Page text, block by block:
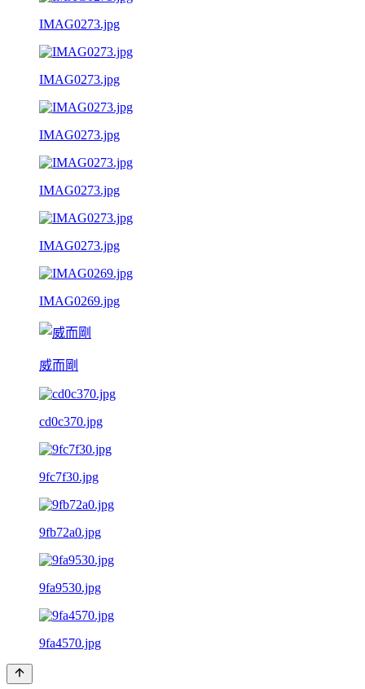
IMAG0273.jpg
IMAG0273.jpg
IMAG0273.jpg
IMAG0273.jpg
IMAG0273.jpg
IMAG0269.jpg
威而剛
cd0c370.jpg
9fc7f30.jpg
9fb72a0.jpg
9fa9530.jpg
9fa4570.jpg